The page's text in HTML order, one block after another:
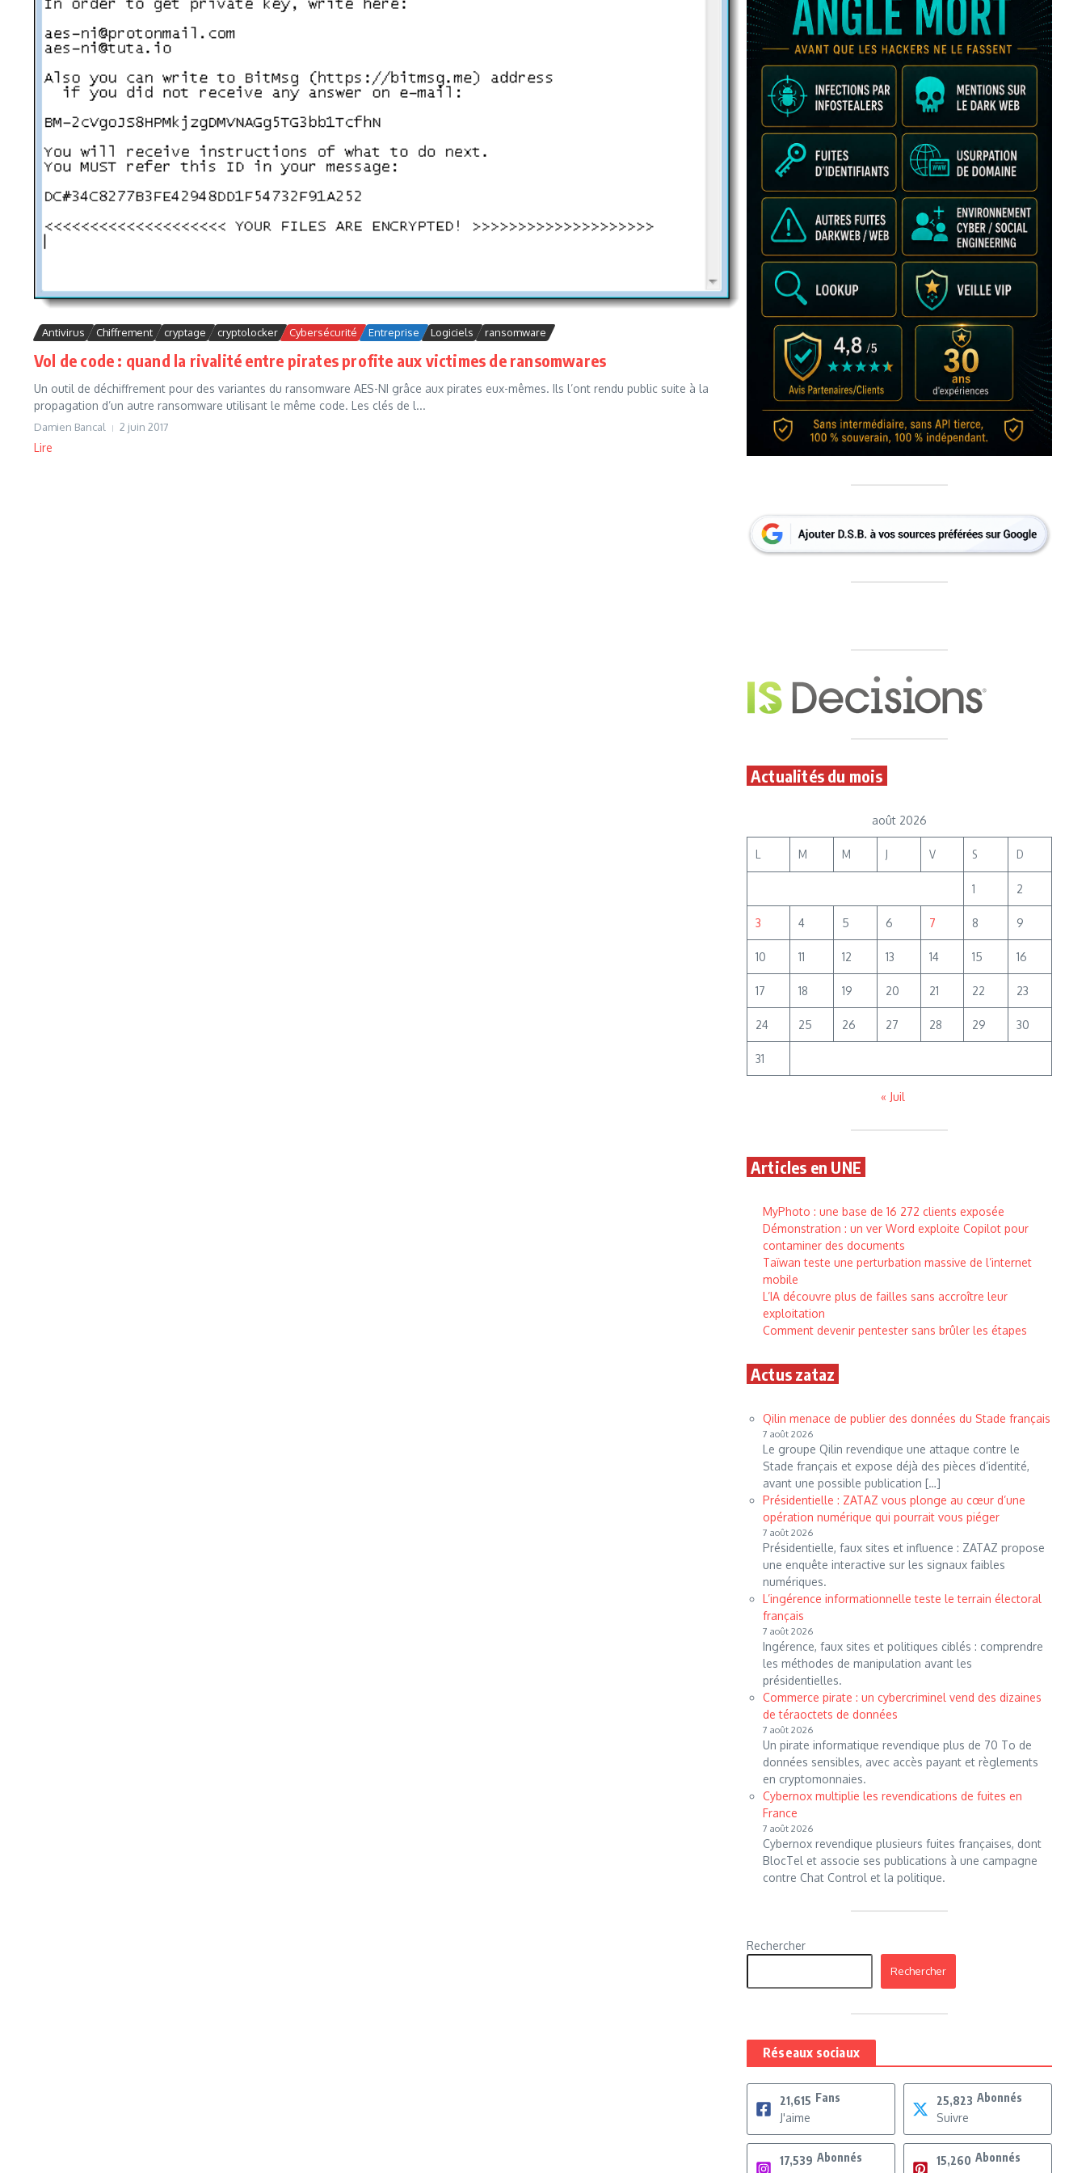
Antivirus Chiffrement cryptage cryptolocker Cybersécurité Entreprise Logiciels ransomware
Vol de code : quand la rivalité entre pirates profite aux victimes de ransomwares
Un outil de déchiffrement pour des variantes du ransomware AES-NI grâce aux pirates eux-mêmes. Ils l’ont rendu public suite à la
propagation d’un autre ransomware utilisant le même code. Les clés de l...
Damien Bancal 2 juin 2017
Lire
Actualités du mois
août 2026
L M M J V S D
1 2
3 4 5 6 7 8 9
10 11 12 13 14 15 16
17 18 19 20 21 22 23
24 25 26 27 28 29 30
31
« Juil
Articles en UNE
MyPhoto : une base de 16 272 clients exposée
Démonstration : un ver Word exploite Copilot pour
contaminer des documents
Taïwan teste une perturbation massive de l’internet
mobile
L’IA découvre plus de failles sans accroître leur
exploitation
Comment devenir pentester sans brûler les étapes
Actus zataz
Qilin menace de publier des données du Stade français
7 août 2026
Le groupe Qilin revendique une attaque contre le
Stade français et expose déjà des pièces d’identité,
avant une possible publication […]
Présidentielle : ZATAZ vous plonge au cœur d’une
opération numérique qui pourrait vous piéger
7 août 2026
Présidentielle, faux sites et influence : ZATAZ propose
une enquête interactive sur les signaux faibles
numériques.
L’ingérence informationnelle teste le terrain électoral
français
7 août 2026
Ingérence, faux sites et politiques ciblés : comprendre
les méthodes de manipulation avant les
présidentielles.
Commerce pirate : un cybercriminel vend des dizaines
de téraoctets de données
7 août 2026
Un pirate informatique revendique plus de 70 To de
données sensibles, avec accès payant et règlements
en cryptomonnaies.
Cybernox multiplie les revendications de fuites en
France
7 août 2026
Cybernox revendique plusieurs fuites françaises, dont
BlocTel et associe ses publications à une campagne
contre Chat Control et la politique.
Rechercher
Rechercher
Réseaux sociaux
21,615 Fans
J'aime
25,823 Abonnés
Suivre
17,539 Abonnés
15,260 Abonnés